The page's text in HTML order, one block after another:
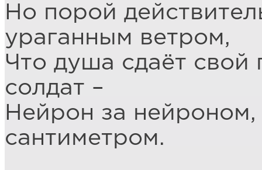
Но порой
ураганным ветром,
Что душа сдаёт свой
солдат –
Нейрон за нейроном,
сантиметром.